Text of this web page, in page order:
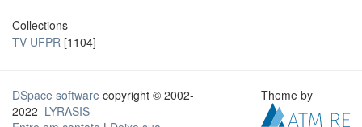
Collections
TV UFPR [1104]
DSpace software copyright © 2002-
2022 LYRASIS
Theme by